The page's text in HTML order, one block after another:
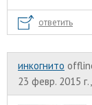
ответить
инкогнито
23 февр. 2015